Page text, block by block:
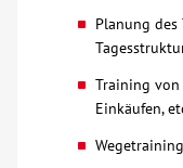
Veranstaltungen
Spenden
Planung des
Training von
Einkäufen,